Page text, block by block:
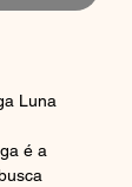
Luna
é a